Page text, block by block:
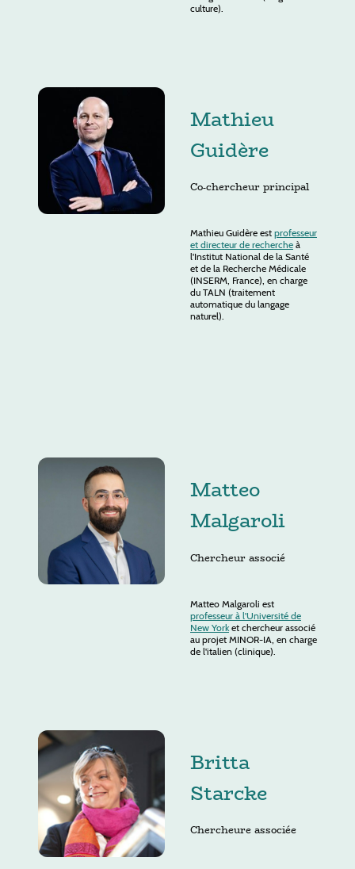
culture).
Mathieu
Guidère
Co-chercheur principal
Mathieu Guidère est professeur
et directeur de recherche à
l'Institut National de la Santé
et de la Recherche Médicale
(INSERM, France), en charge
du TALN (traitement
automatique du langage
naturel).
Matteo
Malgaroli
Chercheur associé
Matteo Malgaroli est
professeur à l'Université de
New York et chercheur associé
au projet MINOR-IA, en charge
de l'italien (clinique).
Britta
Starcke
Chercheure associée